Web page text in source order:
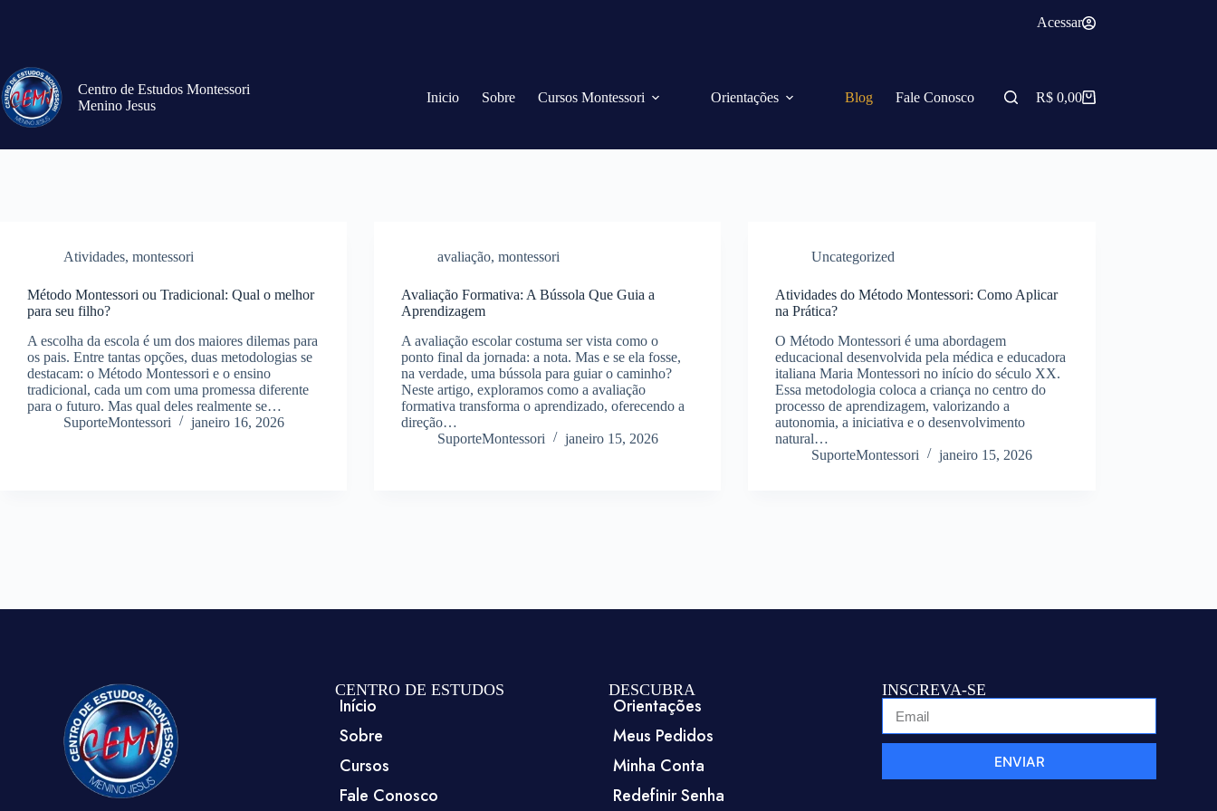
Acessar
Centro de Estudos Montessori
Menino Jesus
Inicio Sobre Cursos Montessori Orientações Blog Fale Conosco R$0,00
Atividades, montessori
Método Montessori ou Tradicional: Qual o melhor
para seu filho?
A escolha da escola é um dos maiores dilemas para
os pais. Entre tantas opções, duas metodologias se
destacam: o Método Montessori e o ensino
tradicional, cada um com uma promessa diferente
para o futuro. Mas qual deles realmente se…
SuporteMontessori
janeiro 16, 2026
avaliação,montessori
Avaliação Formativa: A Bússola Que Guia a
Aprendizagem
A avaliação escolar costuma ser vista como o
ponto final da jornada: a nota. Mas e se ela fosse,
na verdade, uma bússola para guiar o caminho?
Neste artigo, exploramos como a avaliação
formativa transforma o aprendizado, oferecendo a
direção…
SuporteMontessori
janeiro 15, 2026
Uncategorized
Atividades do Método Montessori: Como Aplicar
na Prática?
O Método Montessori é uma abordagem
educacional desenvolvida pela médica e educadora
italiana Maria Montessori no início do século XX.
Essa metodologia coloca a criança no centro do
processo de aprendizagem, valorizando a
autonomia, a iniciativa e o desenvolvimento
natural…
SuporteMontessori
janeiro 15, 2026
CENTRO DE ESTUDOS
Início
Sobre
Cursos
Fale Conosco
DESCUBRA
Orientações
Meus Pedidos
Minha Conta
Redefinir Senha
INSCREVA-SE
ENVIAR